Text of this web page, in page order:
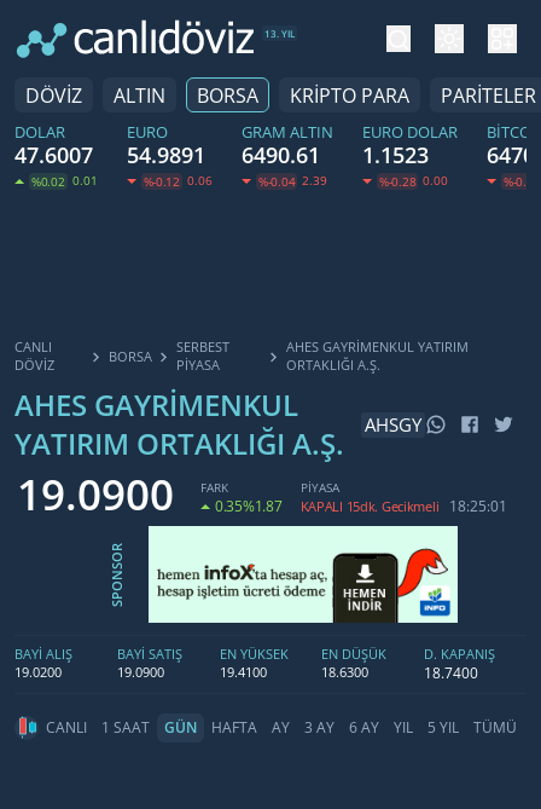
13. YIL
DÖVİZ ALTIN BORSA KRİPTO PARA PARİTELER
DOLAR
47.6007
%0.02 0.01
EURO
54.9891
%-0.12 0.06
GRAM ALTIN
6490.61
%-0.04 2.39
EURO DOLAR
1.1523
%-0.28 0.00 %-0.22
CANLI
DÖVİZ
BORSA
SERBEST
PIYASA
AHES GAYRIMENKUL YATIRIM
ORTAKLIĞI A.Ş.
AHES GAYRIMENKUL
YATIRIM ORTAKLIĞI A.Ş.
AHSGY
19.0900 FARK
0.35%1.87
PİYASA
KAPALI 15dk. Gecikmeli 18:25:01
SPONSOR
BAYİ ALIŞ
19.0200
BAYİ SATIŞ
19.0900
EN YÜKSEK
19.4100
EN DÜŞÜK
18.6300
D. KAPANIŞ
18.7400
CANLI 1 SAAT GÜN HAFTA AY 3 AY 6 AY YIL 5 YIL TÜMÜ